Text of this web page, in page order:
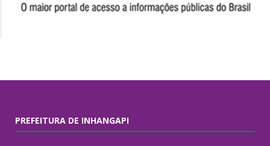
PREFEITURA DE INHANGAPI